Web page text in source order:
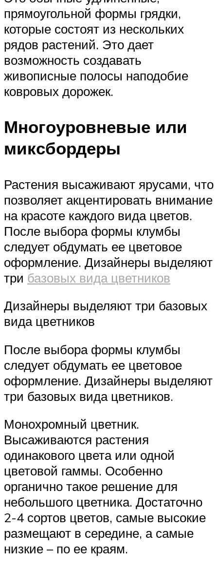
прямоугольной формы грядки,
которые состоят из нескольких
рядов растений. Это дает
возможность создавать
живописные полосы наподобие
ковровых дорожек.
Многоуровневые или
миксбордеры
Растения высаживают ярусами, что
позволяет акцентировать внимание
на красоте каждого вида цветов.
После выбора формы клумбы
следует обдумать ее цветовое
оформление. Дизайнеры выделяют
три базовых вида цветников
Дизайнеры выделяют три базовых
вида цветников
После выбора формы клумбы
следует обдумать ее цветовое
оформление. Дизайнеры выделяют
три базовых вида цветников.
Монохромный цветник.
Высаживаются растения
одинакового цвета или одной
цветовой гаммы. Особенно
органично такое решение для
небольшого цветника. Достаточно
2-4 сортов цветов, самые высокие
размещают в середине, а самые
низкие – по ее краям.